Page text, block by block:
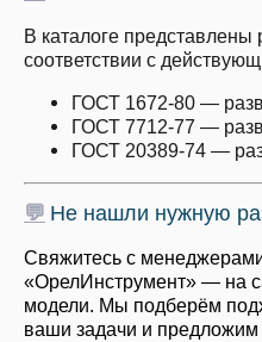
В каталоге представлены
соответствии с
ГОСТ 1672-80 —
ГОСТ 7712-77 —
ГОСТ 20389-74 —
💬 Не нашли нужную
Свяжитесь с
«ОрелИнструмент» — на
модели. Мы подберём
ваши задачи и предложим